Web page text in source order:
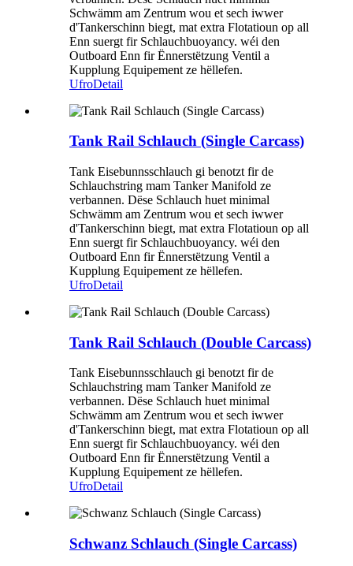
Schwämm am Zentrum wou et sech iwwer
d'Tankerschinn biegt, mat extra Flotatioun op all
Enn suergt fir Schlauchbuoyancy. wéi den
Outboard Enn fir Ënnerstëtzung Ventil a
Kupplung Equipement ze hëllefen.
UfroDetail
Tank Rail Schlauch (Single Carcass)
Tank Eisebunnsschlauch gi benotzt fir de
Schlauchstring mam Tanker Manifold ze
verbannen. Dëse Schlauch huet minimal
Schwämm am Zentrum wou et sech iwwer
d'Tankerschinn biegt, mat extra Flotatioun op all
Enn suergt fir Schlauchbuoyancy. wéi den
Outboard Enn fir Ënnerstëtzung Ventil a
Kupplung Equipement ze hëllefen.
UfroDetail
Tank Rail Schlauch (Double Carcass)
Tank Eisebunnsschlauch gi benotzt fir de
Schlauchstring mam Tanker Manifold ze
verbannen. Dëse Schlauch huet minimal
Schwämm am Zentrum wou et sech iwwer
d'Tankerschinn biegt, mat extra Flotatioun op all
Enn suergt fir Schlauchbuoyancy. wéi den
Outboard Enn fir Ënnerstëtzung Ventil a
Kupplung Equipement ze hëllefen.
UfroDetail
Schwanz Schlauch (Single Carcass)